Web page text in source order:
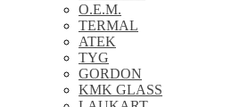
O.E.M.
TERMAL
ATEK
TYG
GORDON
KMK GLASS